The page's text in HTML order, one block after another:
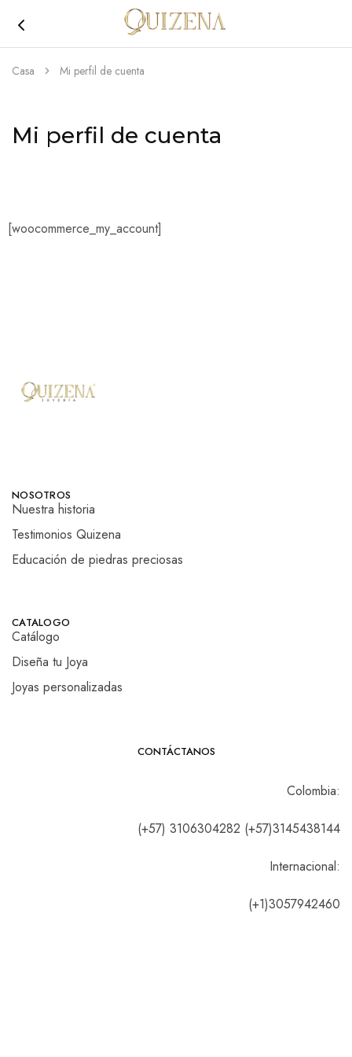
Joyería
Quizena
Casa Mi perfil de cuenta
Mi perfil de cuenta
[woocommerce_my_account]
NOSOTROS
Nuestra historia
Testimonios Quizena
Educación de piedras preciosas
CATALOGO
Catálogo
Diseña tu Joya
Joyas personalizadas
CONTÁCTANOS
Colombia:
(+57) 3106304282 (+57)3145438144
Internacional:
(+1)3057942460